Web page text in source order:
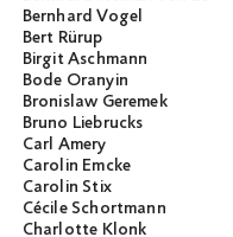
Bernhard Vogel
Bert Rürup
Birgit Aschmann
Bode Oranyin
Bronislaw Geremek
Bruno Liebrucks
Carl Amery
Carolin Emcke
Carolin Stix
Cécile Schortmann
Charlotte Klonk